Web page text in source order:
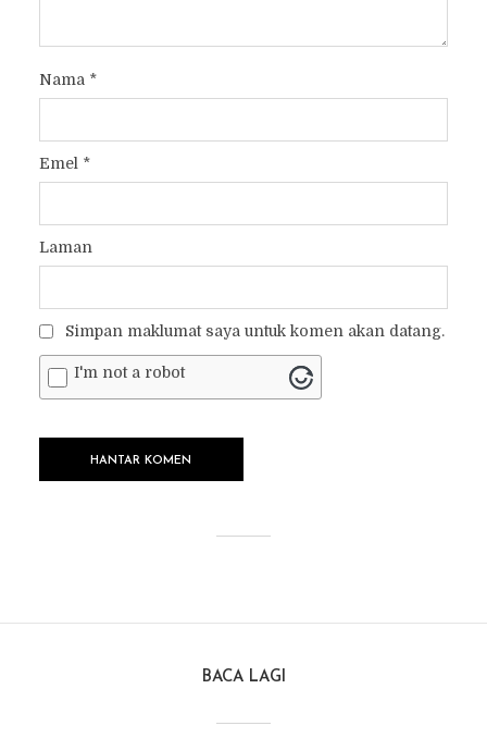
Nama *
Emel *
Laman
Simpan maklumat saya untuk komen akan datang.
I'm not a robot
BACA LAGI